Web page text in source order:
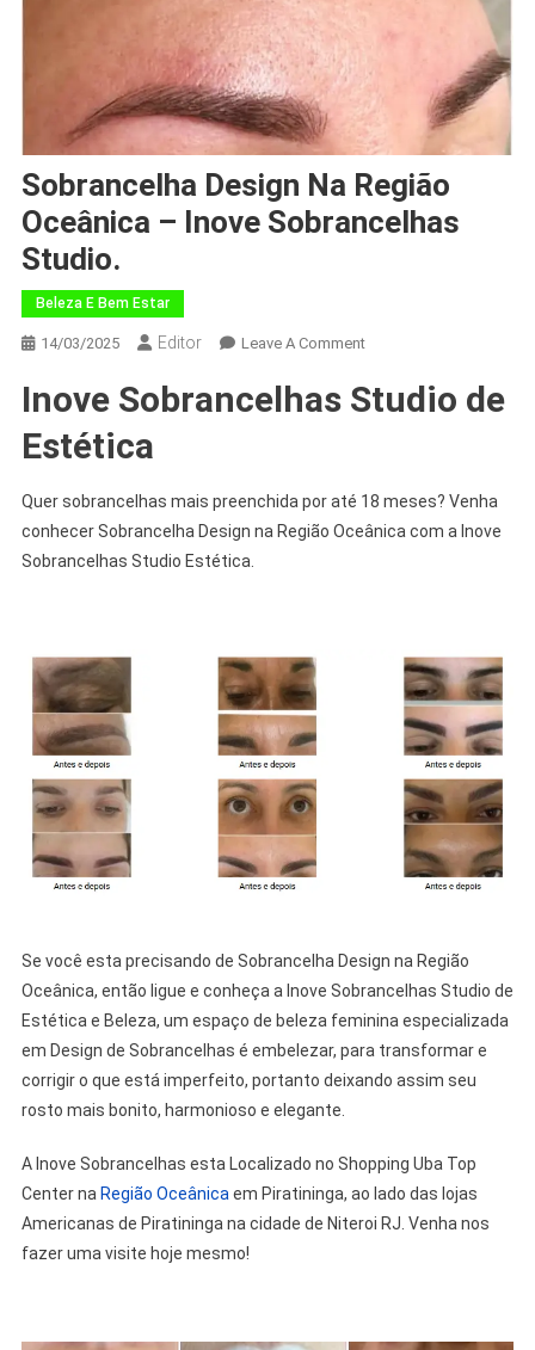
Sobrancelha Design Na Região
Oceânica – Inove Sobrancelhas
Studio.
Beleza E Bem Estar
14/03/2025 Editor Leave A Comment
Inove Sobrancelhas Studio de
Estética
Quer sobrancelhas mais preenchida por até 18 meses? Venha
conhecer Sobrancelha Design na Região Oceânica com a Inove
Sobrancelhas Studio Estética.
Se você esta precisando de Sobrancelha Design na Região
Oceânica, então ligue e conheça a Inove Sobrancelhas Studio de
Estética e Beleza, um espaço de beleza feminina especializada
em Design de Sobrancelhas é embelezar, para transformar e
corrigir o que está imperfeito, portanto deixando assim seu
rosto mais bonito, harmonioso e elegante.
A Inove Sobrancelhas esta Localizado no Shopping Uba Top
Center na Região Oceânicaem Piratininga, ao lado das lojas
Americanas de Piratininga na cidade de Niteroi RJ. Venha nos
fazer uma visite hoje mesmo!